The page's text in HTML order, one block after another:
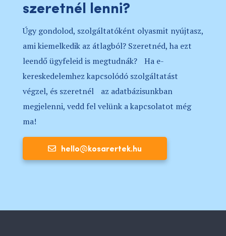
szeretnél lenni?
Úgy gondolod, szolgáltatóként olyasmit nyújtasz,
ami kiemelkedik az átlagból? Szeretnéd, ha ezt
leendő ügyfeleid is megtudnák? Ha e-
kereskedelemhez kapcsolódó szolgáltatást
végzel, és szeretnél az adatbázisunkban
megjelenni, vedd fel velünk a kapcsolatot még
ma!
hello@kosarertek.hu